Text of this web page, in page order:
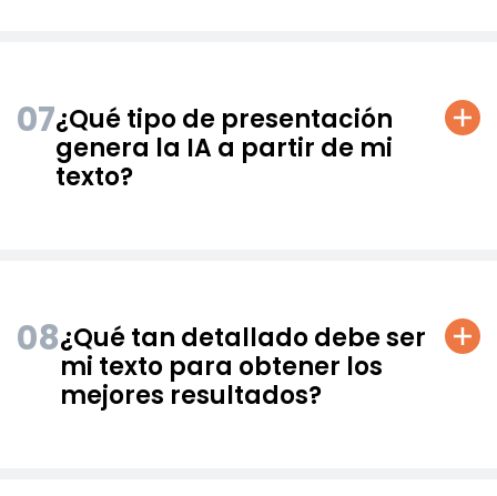
07¿Qué tipo de presentación
genera la IA a partir de mi
texto?
08¿Qué tan detallado debe ser
mi texto para obtener los
mejores resultados?